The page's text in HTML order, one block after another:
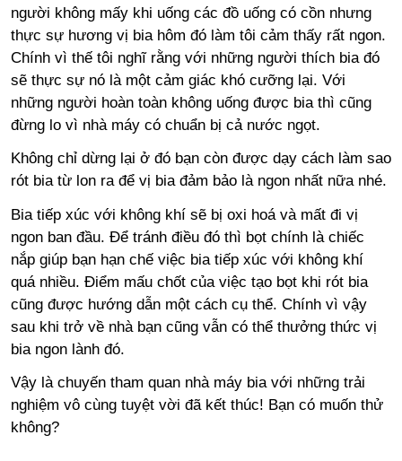
người không mấy khi uống các đồ uống có cồn nhưng
thực sự hương vị bia hôm đó làm tôi cảm thấy rất ngon.
Chính vì thế tôi nghĩ rằng với những người thích bia đó
sẽ thực sự nó là một cảm giác khó cưỡng lại. Với
những người hoàn toàn không uống được bia thì cũng
đừng lo vì nhà máy có chuẩn bị cả nước ngọt.
Không chỉ dừng lại ở đó bạn còn được dạy cách làm sao
rót bia từ lon ra để vị bia đảm bảo là ngon nhất nữa nhé.
Bia tiếp xúc với không khí sẽ bị oxi hoá và mất đi vị
ngon ban đầu. Để tránh điều đó thì bọt chính là chiếc
nắp giúp bạn hạn chế việc bia tiếp xúc với không khí
quá nhiều. Điểm mấu chốt của việc tạo bọt khi rót bia
cũng được hướng dẫn một cách cụ thể. Chính vì vậy
sau khi trở về nhà bạn cũng vẫn có thể thưởng thức vị
bia ngon lành đó.
Vậy là chuyến tham quan nhà máy bia với những trải
nghiệm vô cùng tuyệt vời đã kết thúc! Bạn có muốn thử
không?